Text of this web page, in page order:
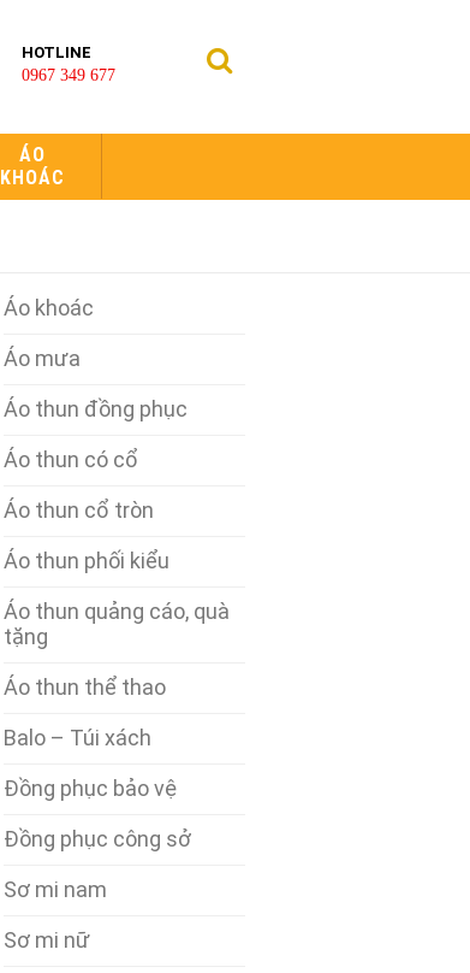
HOTLINE
0967 349 677
ÁO
KHOÁC
Áo khoác
Áo mưa
Áo thun đồng phục
Áo thun có cổ
Áo thun cổ tròn
Áo thun phối kiểu
Áo thun quảng cáo, quà
tặng
Áo thun thể thao
Balo – Túi xách
Đồng phục bảo vệ
Đồng phục công sở
Sơ mi nam
Sơ mi nữ